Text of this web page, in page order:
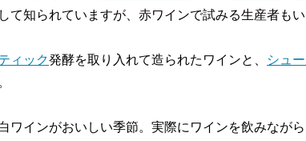
て知られていますが、赤ワインで試みる生産者もい
ィック発酵を取り入れて造られたワインと、 シュ
ワインがおいしい季節。実際にワインを飲みなが